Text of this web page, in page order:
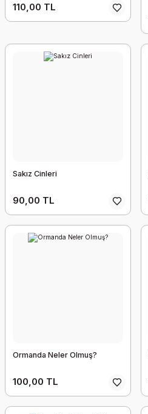
110,00 TL
Sakız Cinleri
90,00 TL
Ormanda Neler Olmuş?
100,00 TL